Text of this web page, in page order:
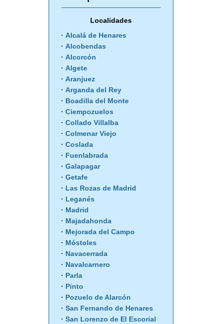
Localidades
Alcalá de Henares
Alcobendas
Alcorcón
Algete
Aranjuez
Arganda del Rey
Boadilla del Monte
Ciempozuelos
Collado Villalba
Colmenar Viejo
Coslada
Fuenlabrada
Galapagar
Getafe
Las Rozas de Madrid
Leganés
Madrid
Majadahonda
Mejorada del Campo
Móstoles
Navacerrada
Navalcarnero
Parla
Pinto
Pozuelo de Alarcón
San Fernando de Henares
San Lorenzo de El Escorial